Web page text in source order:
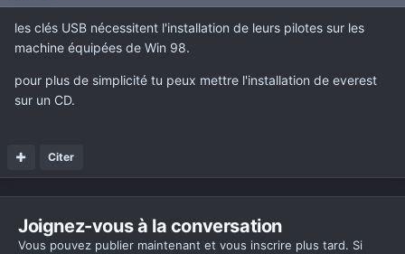
les clés USB nécessitent l'installation de leurs pilotes sur les
machine équipées de Win 98.
pour plus de simplicité tu peux mettre l'installation de everest
sur un CD.
Citer
Joignez-vous à la conversation
Vous pouvez publier maintenant et vous inscrire plus tard. Si